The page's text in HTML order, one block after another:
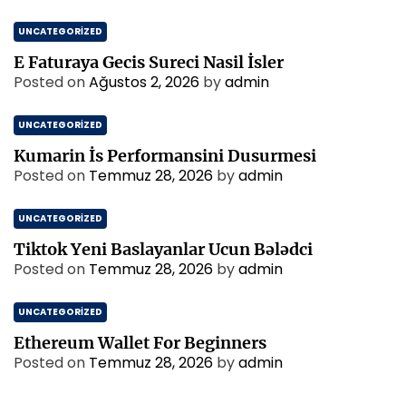
UNCATEGORIZED
E Faturaya Gecis Sureci Nasil İsler
Posted onAğustos 2, 2026 byadmin
UNCATEGORIZED
Kumarin İs Performansini Dusurmesi
Posted on Temmuz 28, 2026 byadmin
UNCATEGORIZED
Tiktok Yeni Baslayanlar Ucun Bələdci
Posted on Temmuz 28, 2026 byadmin
UNCATEGORIZED
Ethereum Wallet For Beginners
Posted on Temmuz 28, 2026 byadmin